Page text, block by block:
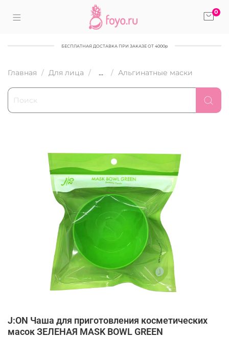
0
БЕСПЛАТНАЯ ДОСТАВКА ПРИ ЗАКАЗЕ ОТ 4000р
Главная Для лица ... Альгинатные маски
J:ON Чаша для приготовления косметических
масок ЗЕЛЕНАЯ MASK BOWL GREEN